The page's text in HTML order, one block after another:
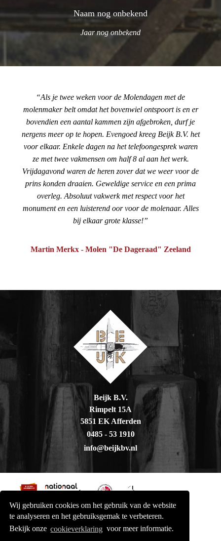
Wij gebruiken cookies om het gebruik van de website
te analyseren en het gebruiksgemak te verbeteren.
Bekijk onze cookieverklaring voor meer informatie.
Naam nog onbekend
Jaar nog onbekend
Als je twee weken voor de Molendagen met de
molenmaker belt omdat het bovenwiel ontspoort is en er
bovendien een aantal kammen zijn afgebroken, durf je
nergens meer op te hopen. Evengoed kreeg Beijk B.V. het
voor elkaar. Enkele dagen na het telefoongesprek waren
ze met twee vakmensen om half 8 al aan het werk.
Vrijdagavond waren de heren zover dat we weer voor de
prins konden draaien. Geweldige service en een prima
overleg. Absoluut vakwerk met respect voor het
monument en een luisterend oor voor de molenaar. Alles
bij elkaar grote klasse!
Martin Merkx - Molen "De Dageraad" Zeeland
Beijk B.V.
Rimpelt 15A
5851 EK Afferden
0485 - 53 1910
info@beijkbv.nl